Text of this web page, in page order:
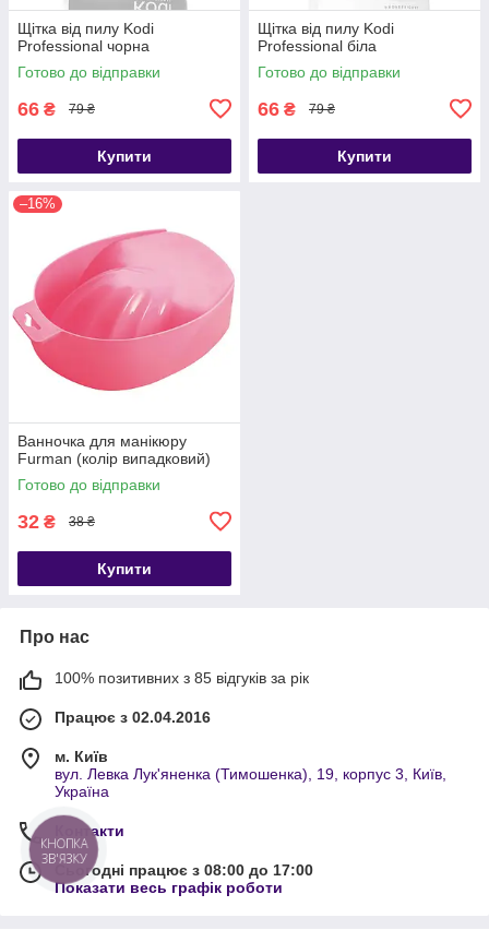
Щітка від пилу Kodi
Professional чорна
Готово до відправки
66 ₴ 79 ₴
Купити
Щітка від пилу Kodi
Professional біла
Готово до відправки
66 ₴ 79 ₴
Купити
–16%
Ванночка для манікюру
Furman (колір випадковий)
Готово до відправки
32 ₴ 38 ₴
Купити
Про нас
100% позитивних з 85 відгуків за рік
Працює з 02.04.2016
м. Київ
вул. Левка Лук'яненка (Тимошенка), 19, корпус 3, Київ,
Україна
Контакти
Сьогодні працює з 08:00 до 17:00
Показати весь графік роботи
КНОПКА
ЗВ'ЯЗКУ